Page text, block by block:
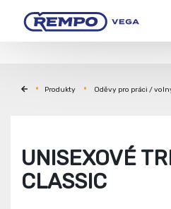
Produkty Oděvy pro práci /
UNISEXOVÉ
CLASSIC